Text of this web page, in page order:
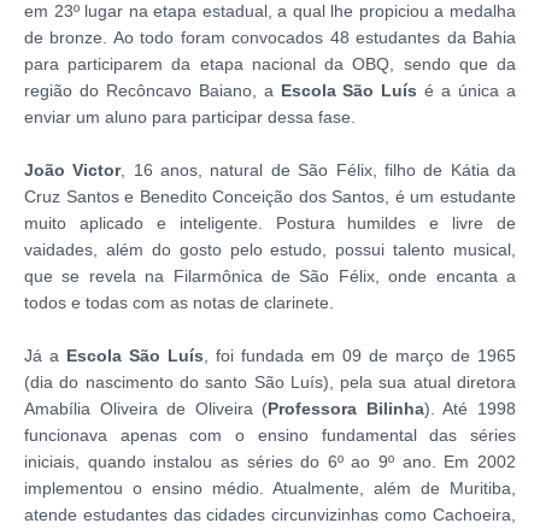
em 23º lugar na etapa estadual, a qual lhe propiciou a medalha
de bronze. Ao todo foram convocados 48 estudantes da Bahia
para participarem da etapa nacional da OBQ, sendo que da
região do Recôncavo Baiano, a Escola São Luís é a única a
enviar um aluno para participar dessa fase.
João Victor, 16 anos, natural de São Félix, filho de Kátia da
Cruz Santos e Benedito Conceição dos Santos, é um estudante
muito aplicado e inteligente. Postura humildes e livre de
vaidades, além do gosto pelo estudo, possui talento musical,
que se revela na Filarmônica de São Félix, onde encanta a
todos e todas com as notas de clarinete.
Já a Escola São Luís, foi fundada em 09 de março de 1965
(dia do nascimento do santo São Luís), pela sua atual diretora
Amabília Oliveira de Oliveira (Professora Bilinha). Até 1998
funcionava apenas com o ensino fundamental das séries
iniciais, quando instalou as séries do 6º ao 9º ano. Em 2002
implementou o ensino médio. Atualmente, além de Muritiba,
atende estudantes das cidades circunvizinhas como Cachoeira,